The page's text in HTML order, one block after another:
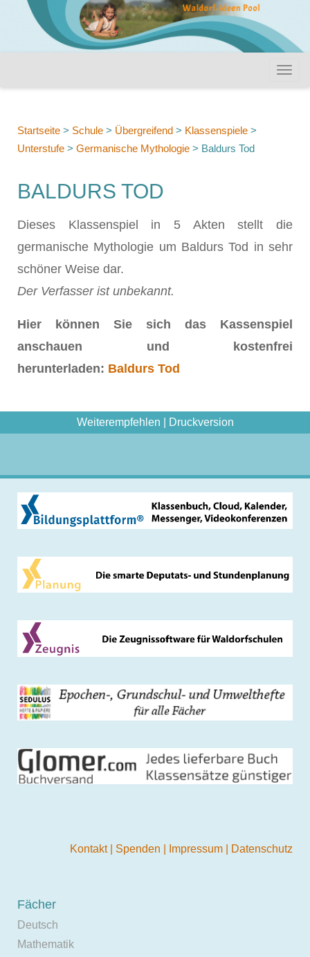
Startseite > Schule > Übergreifend > Klassenspiele >
Unterstufe > Germanische Mythologie > Baldurs Tod
BALDURS TOD
Dieses Klassenspiel in 5 Akten stellt die
germanische Mythologie um Baldurs Tod in sehr
schöner Weise dar.
Der Verfasser ist unbekannt.
Hier können Sie sich das Kassenspiel
anschauen und kostenfrei
herunterladen: Baldurs Tod
Weiterempfehlen Druckversion
Kontakt Spenden Impressum Datenschutz
Fächer
Deutsch
Mathematik